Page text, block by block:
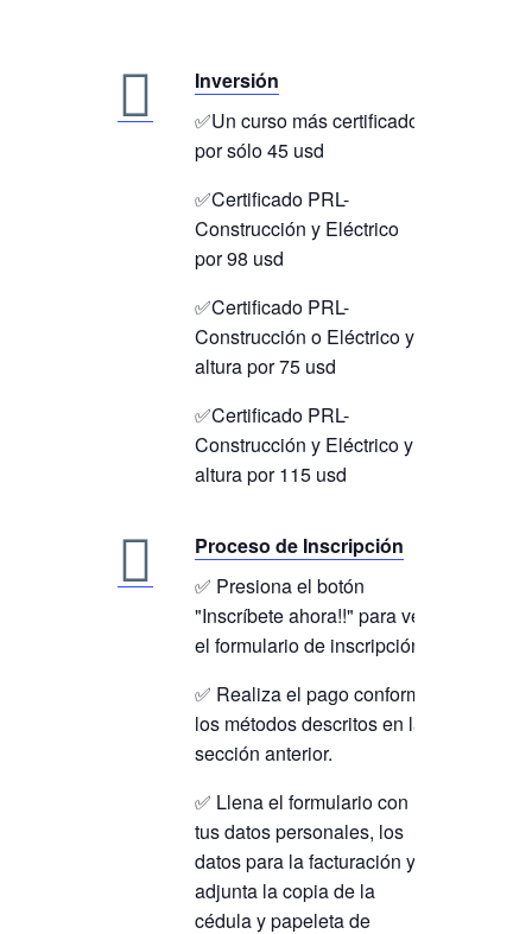
Inversión
✅Un curso más certificado
por sólo 45 usd
✅Certificado PRL-
Construcción y Eléctrico
por 98 usd
✅Certificado PRL-
Construcción o Eléctrico y
altura por 75 usd
✅Certificado PRL-
Construcción y Eléctrico y
altura por 115 usd
Proceso de Inscripción
✅ Presiona el botón
"Inscríbete ahora!!" para ver
el formulario de inscripción.
✅ Realiza el pago conforme
los métodos descritos en la
sección anterior.
✅ Llena el formulario con
tus datos personales, los
datos para la facturación y
adjunta la copia de la
cédula y papeleta de